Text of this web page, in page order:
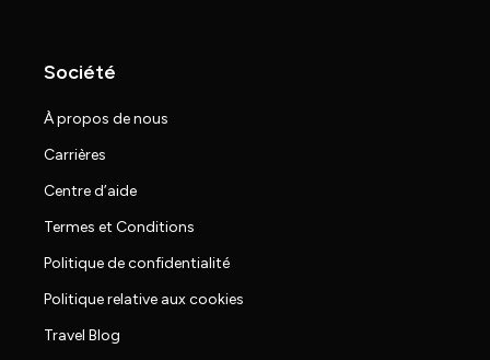
Société
À propos de nous
Carrières
Centre d’aide
Termes et Conditions
Politique de confidentialité
Politique relative aux cookies
Travel Blog